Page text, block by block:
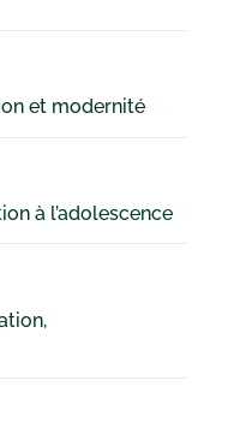
et modernité
à l’adolescence